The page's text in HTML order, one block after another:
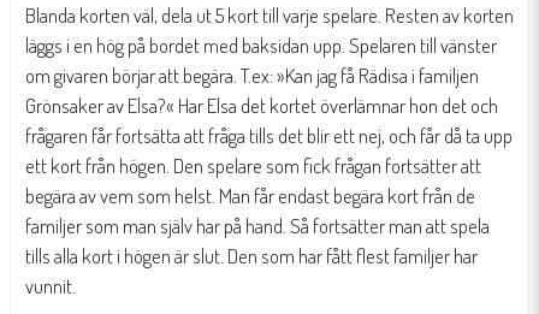
Blanda korten väl, dela ut 5 kort till varje spelare. Resten av korten
läggs i en hög på bordet med baksidan upp. Spelaren till vänster
om givaren börjar att begära. T.ex: »Kan jag få Rädisa i familjen
Grönsaker av Elsa?« Har Elsa det kortet överlämnar hon det och
frågaren får fortsätta att fråga tills det blir ett nej, och får då ta upp
ett kort från högen. Den spelare som fick frågan fortsätter att
begära av vem som helst. Man får endast begära kort från de
familjer som man själv har på hand. Så fortsätter man att spela
tills alla kort i högen är slut. Den som har fått flest familjer har
vunnit.